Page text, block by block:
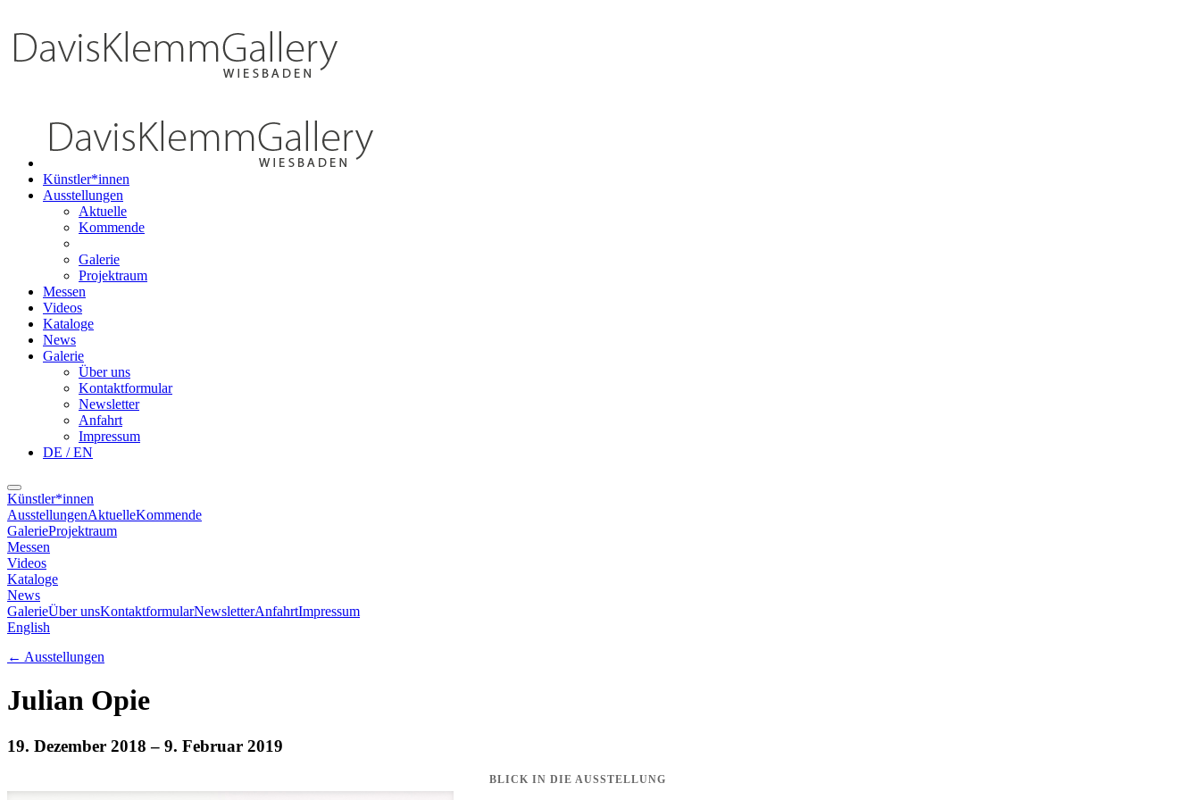
Künstler*innen
Ausstellungen
Aktuelle
Kommende
Galerie
Projektraum
Messen
Videos
Kataloge
News
Galerie
Über uns
Kontaktformular
Newsletter
Anfahrt
Impressum
DE / EN
Künstler*innen
AusstellungenAktuelleKommende
GalerieProjektraum
Messen
Videos
Kataloge
News
GalerieÜber unsKontaktformularNewsletterAnfahrtImpressum
English
← Ausstellungen
Julian Opie
19. Dezember 2018 – 9. Februar 2019
BLICK IN DIE AUSSTELLUNG